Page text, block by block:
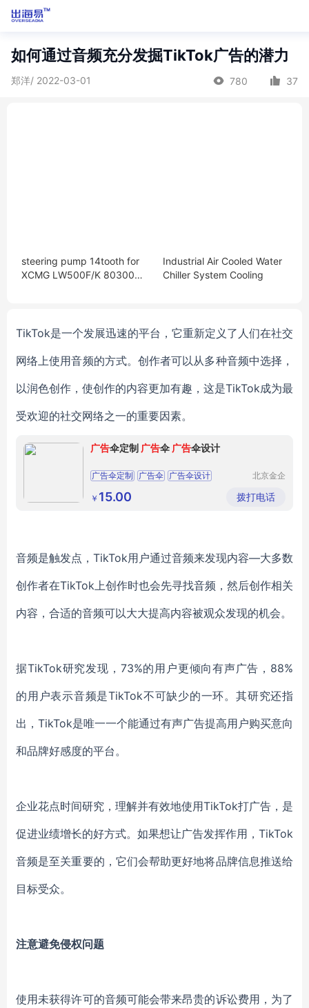
如何通过音频充分发掘TikTok广告的潜力
郑洋/ 2022-03-01 780 37
steering pump 14tooth for
XCMG LW500F/K 8030041
Industrial Air Cooled Water
Chiller System Cooling
TikTok是一个发展迅速的平台，它重新定义 了 人们在社交
网络上使用音频的方式。创作者可以从多种音频中选择，
以润色创作，使创作的内容更加有趣， 这是TikTok成为最
受欢迎的社交网络之一的重要因素。
广告伞定制 广告伞 广告伞设计
广告伞定制 广告伞 广告伞设计
北京金企
有限公司
￥ 15.00 拨打电话
音频是触发点 ， TikTok用户通过音频来发现内容—大多数
创作者在TikTok上创作时也会先寻找音频 ，然后创作相关
内容，合适的音频可以大大提高内容被观众发现的机会。
据TikTok研究发现 ， 73%的用户更倾向有声广告， 88%
的用户表示音频是TikTok不可缺少的一环。 其研究还指
出 ， TikTok是唯一一个能通过有声广告提高用户购买意向
和品牌好感度的平台。
企业花点时间研究 ， 理解并有效地使用TikTok打广告 ， 是
促进业绩增长的好方式。 如果想让广告发挥作用， TikTok
音频是至关重要的 ， 它们会帮助更好地将品牌信息推送给
目标受众。
注意避免侵权问题
使用未获得许可的音频可能会带来昂贵的诉讼费用， 为了